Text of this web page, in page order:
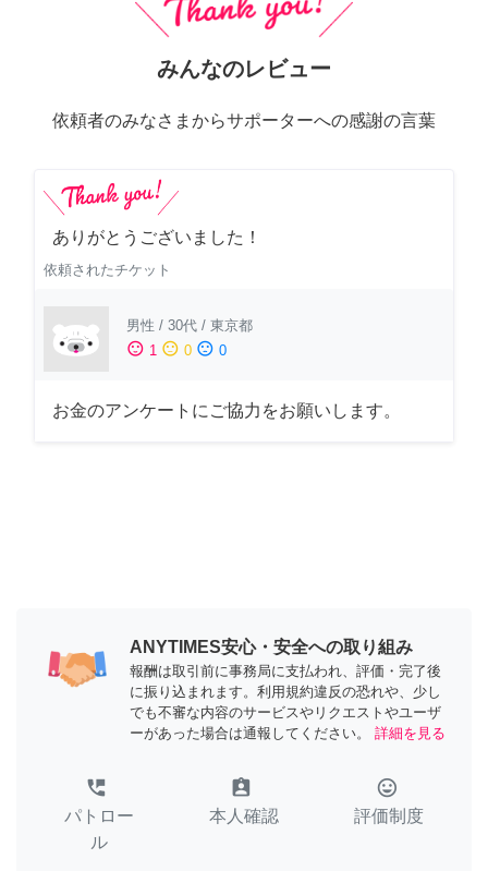
みんなのレビュー
依頼者のみなさまからサポーターへの感謝の言葉
ありがとうございました！
依頼されたチケット
男性 / 30代 / 東京都
sentiment_satisfied 1 sentiment_neutral 0 sentiment_dissatisfied 0
お金のアンケートにご協力をお願いします。
ANYTIMES安心・安全への取り組み
報酬は取引前に事務局に支払われ、評価・完了後
に振り込まれます。利用規約違反の恐れや、少し
でも不審な内容のサービスやリクエストやユーザ
ーがあった場合は通報してください。
詳細を見る
perm_phone_msg
パトロー
ル
assignment_ind
本人確認
tag_faces
評価制度